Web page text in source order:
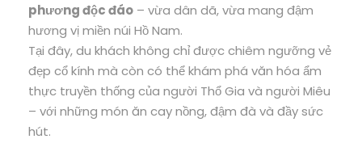
phương độc đáo – vừa dân dã, vừa mang đậm
hương vị miền núi Hồ Nam.
Tại đây, du khách không chỉ được chiêm ngưỡng vẻ
đẹp cổ kính mà còn có thể khám phá văn hóa ẩm
thực truyền thống của người Thổ Gia và người Miêu
– với những món ăn cay nồng, đậm đà và đầy sức
hút.